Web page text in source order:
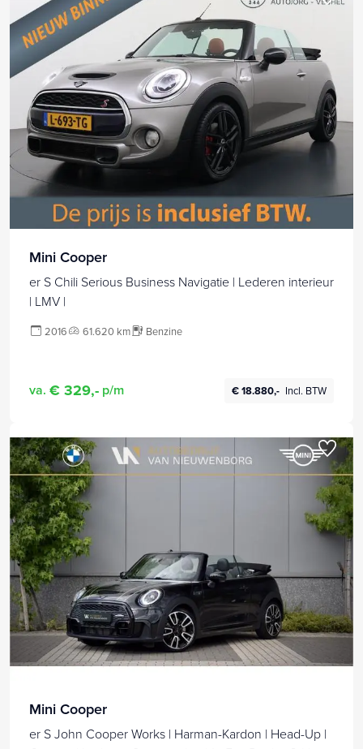
Mini Cooper
er S Chili Serious Business Navigatie | Lederen interieur
| LMV |
2016 61.620 km Benzine
va. € 329,- p/m € 18.880,- Incl. BTW
Mini Cooper
er S John Cooper Works | Harman-Kardon | Head-Up |